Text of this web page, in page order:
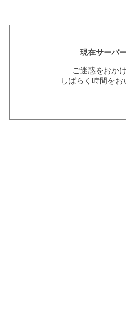
現在サーバ
ご迷惑をおか
しばらく時間を